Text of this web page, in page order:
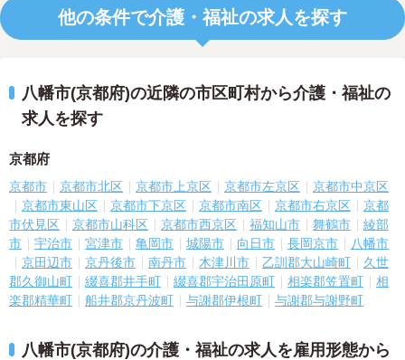
他の条件で介護・福祉の求人を探す
八幡市(京都府)の近隣の市区町村から介護・福祉の
求人を探す
京都府
京都市 京都市北区 京都市上京区 京都市左京区
京都市中京区
京都市東山区
京都市下京区 京都市南区 京都市右京区
京都
市伏見区
京都市山科区 京都市西京区 福知山市 舞鶴市
綾部
市
宇治市 宮津市 亀岡市 城陽市 向日市 長岡京市
八幡市
京田辺市
京丹後市 南丹市 木津川市 乙訓郡大山崎町
久世
郡久御山町
綴喜郡井手町 綴喜郡宇治田原町 相楽郡笠置町
相
楽郡精華町
船井郡京丹波町 与謝郡伊根町 与謝郡与謝野町
八幡市(京都府)の介護・福祉の求人を雇用形態から